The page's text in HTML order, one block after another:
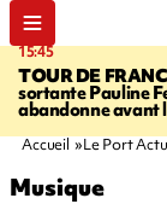
15:45
TOUR DE
sortante Pauline
abandonne avant
Accueil Le Port
Musique